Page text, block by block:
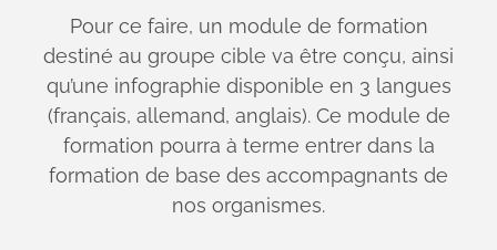
Pour ce faire, un module de formation
destiné au groupe cible va être conçu, ainsi
qu’une infographie disponible en 3 langues
(français, allemand, anglais). Ce module de
formation pourra à terme entrer dans la
formation de base des accompagnants de
nos organismes.